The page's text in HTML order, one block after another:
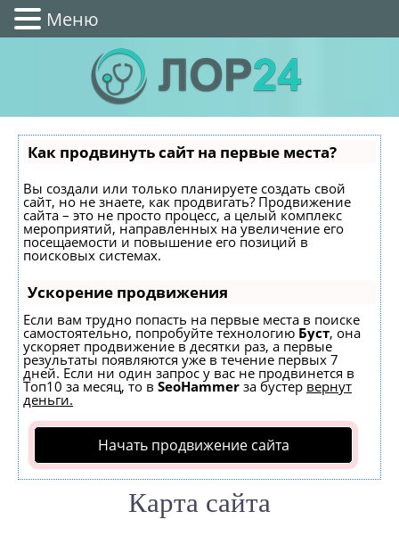
Как продвинуть сайт на первые места?
Вы создали или только планируете создать свой
сайт, но не знаете, как продвигать? Продвижение
сайта – это не просто процесс, а целый комплекс
мероприятий, направленных на увеличение его
посещаемости и повышение его позиций в
поисковых системах.
Ускорение продвижения
Если вам трудно попасть на первые места в поиске
самостоятельно, попробуйте технологию Буст, она
ускоряет продвижение в десятки раз, а первые
результаты появляются уже в течение первых 7
дней. Если ни один запрос у вас не продвинется в
Топ10 за месяц, то в SeoHammer за бустер вернут
деньги.
Начать продвижение сайта
Карта сайта
Меню